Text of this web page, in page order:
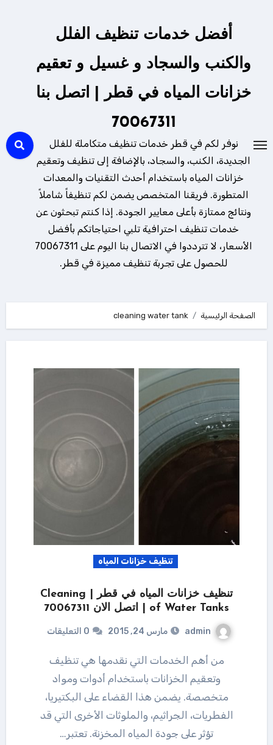
أفضل خدمات تنظيف الفلل
والكنب والسجاد و غسيل و تعقيم
خزانات المياه في قطر | اتصل بنا
70067311
نوفر لكم في قطر خدمات تنظيف متكاملة للفلل
الجديدة، الكنب، والسجاد، بالإضافة إلى تنظيف وتعقيم
خزانات المياه باستخدام أحدث التقنيات والمعدات
المتطورة. فريقنا المتخصص يضمن لكم تنظيفاً شاملاً
ونتائج ممتازة بأعلى معايير الجودة. إذا كنتم تبحثون عن
خدمات تنظيف احترافية تلبي احتياجاتكم بأفضل
الأسعار، لا تترددوا في الاتصال بنا اليوم على 70067311
للحصول على تجربة تنظيف مميزة في قطر.
الصفحة الرئيسية cleaning water tank
تنظيف خزانات المياه
تنظيف خزانات المياه في قطر | Cleaning
of Water Tanks | اتصل الان 70067311
admin مارس 24, 2015 0 التعليقات
من أهم الخدمات التي نقدمها هي تنظيف
وتعقيم الخزانات باستخدام أدوات ومواد
متخصصة. يضمن هذا القضاء على البكتيريا،
الفطريات، الجراثيم، والملوثات الأخرى التي قد
تؤثر على جودة المياه المخزنة. تعتبر…